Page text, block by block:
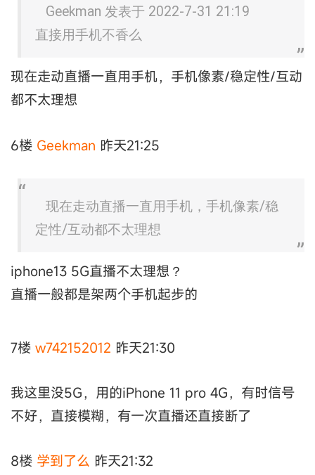
Geekman 发表于 2022-7-31 21:19
直接用手机不香么
现在走动直播一直用手机，手机像素/稳定性/互动
都不太理想
6楼 Geekman 昨天21:25
现在走动直播一直用手机，手机像素/稳
定性/互动都不太理想
iphone13 5G直播不太理想？
直播一般都是架两个手机起步的
7楼 w742152012 昨天21:30
我这里没5G，用的iPhone 11 pro 4G，有时信号
不好，直接模糊，有一次直播还直接断了
8楼 学到了么 昨天21:32